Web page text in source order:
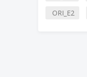
ORI_E2